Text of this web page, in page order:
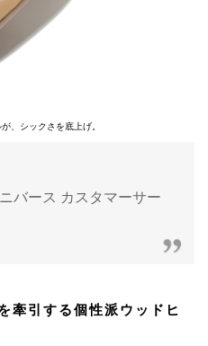
、シックさを底上げ。
バース カスタマーサー
牽引する個性派ウッドヒ